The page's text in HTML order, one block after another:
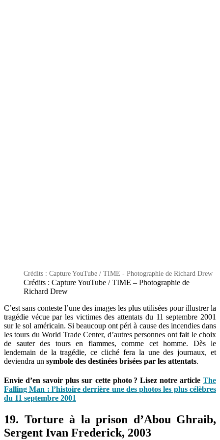
Crédits : Capture YouTube / TIME - Photographie de Richard Drew
Crédits : Capture YouTube / TIME – Photographie de
Richard Drew
C’est sans conteste l’une des images les plus utilisées pour illustrer la
tragédie vécue par les victimes des attentats du 11 septembre 2001
sur le sol américain. Si beaucoup ont péri à cause des incendies dans
les tours du World Trade Center, d’autres personnes ont fait le choix
de sauter des tours en flammes, comme cet homme. Dès le
lendemain de la tragédie, ce cliché fera la une des journaux, et
deviendra un symbole des destinées brisées par les attentats.
Envie d’en savoir plus sur cette photo ? Lisez notre article The
Falling Man : l’histoire derrière une des photos les plus célèbres
du 11 septembre 2001
19. Torture à la prison d’Abou Ghraib,
Sergent Ivan Frederick, 2003